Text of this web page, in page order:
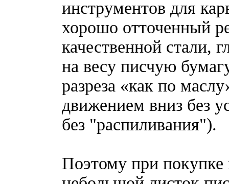
инструментов для
хорошо отточенный
качественной стали,
на весу писчую
разреза «как по
движением вниз без
без "распиливания").
Поэтому при покупке